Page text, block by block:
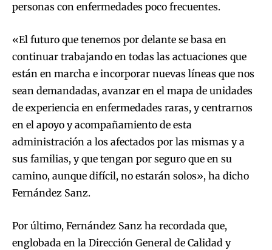
personas con enfermedades poco frecuentes.
«El futuro que tenemos por delante se basa en
continuar trabajando en todas las actuaciones que
están en marcha e incorporar nuevas líneas que nos
sean demandadas, avanzar en el mapa de unidades
de experiencia en enfermedades raras, y centrarnos
en el apoyo y acompañamiento de esta
administración a los afectados por las mismas y a
sus familias, y que tengan por seguro que en su
camino, aunque difícil, no estarán solos», ha dicho
Fernández Sanz.
Por último, Fernández Sanz ha recordada que,
englobada en la Dirección General de Calidad y